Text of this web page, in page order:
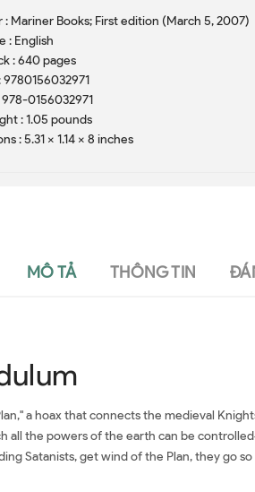
: Mariner Books; First edition (March 5, 2007)
: English
: 640 pages
9780156032971
978-0156032971
: 1.05 pounds
: 5.31 x 1.14 x 8 inches
MÔ TẢ THÔNG TIN
a hoax that connects the medieval
the powers of the earth can be
Satanists, get wind of the Plan, they go